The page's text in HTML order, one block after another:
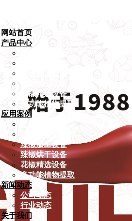
网站首页
产品中心
花椒精选设备
多功能植物提取
应用案例
辣椒加工设备
辣椒烘干设备
花椒精选设备
多功能植物提取
新闻动态
公司动态
行业动态
关于我们